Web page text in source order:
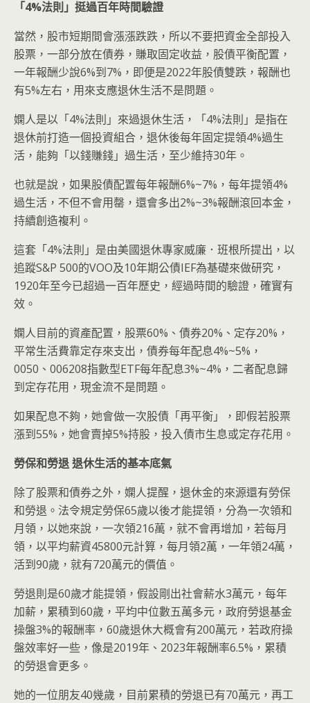
「4%法則」挺過百年時間驗證
當然，股市短期間會漲漲跌跌，所以不要把資金全部投入
股票，一部分放在債券，賺取固定收益，股債平衡配置，
一年報酬少說6%到7%，即便是2022年股債雙跌，報酬也
有5%左右，用來支應退休生活不是問題。
嫻人是以「4%法則」來過退休生活，「4%法則」是指在
退休前打造一個投資組合，退休後每年固定提領4%過生
活，能夠「以錢賺錢」過生活，至少維持30年。
也就是說，如果股債配置每年報酬6%~7%，每年提領4%
過生活，不但不會用罄，還會多出2%~3%報酬滾回本金，
持續創造複利。
這套「4%法則」是由美國退休專家威廉．班根所提出，以
追蹤S&P 500的VOO及10年期公債IEF為基礎來做研究，
1920年至今已超過一百年歷史，經過時間的驗證，確實有
效。
嫻人目前的資產配置，股票60%、債券20%、定存20%，
平常生活費靠定存來支出，債券每年配息4%~5%，
0050、006208指數型ETF每年配息3%~4%，二者配息歸
到定存花用，現金流不是問題。
如果配息不夠，她會做一次股債「再平衡」，即假若股票
漲到55%，她會賣掉5%持股，投入債市生息或定存花用。
勞保和勞退退休生活的基本底氣
除了股票和債券之外，嫻人提醒，退休金的來源還有勞保
和勞退。法令規定勞保65歲以後才能提領，分為一次領和
月領，以她來說，一次領216萬，就不會再增加，若每月
領，以平均薪資45800元計算，每月領2萬，一年領24萬，
活到90歲，就有720萬元的價值。
勞退則是60歲才能提領，假設剛出社會薪水3萬元，每年
加薪，累積到60歲，平均中位數五萬多元，政府勞退基金
操盤3%的報酬率，60歲退休大概會有200萬元，若政府操
盤效率好一些，像是2019年、2023年報酬率6.5%，累積
的勞退會更多。
她的一位朋友40幾歲，目前累積的勞退已有70萬元，再工